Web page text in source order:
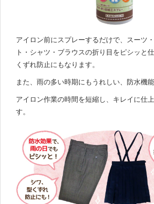
アイロン前にスプレーするだけで、スーツ
ト・シャツ・ブラウスの折り目をピシッと
くずれ防止にもなります。
また、雨の多い時期にもうれしい、防水機能
アイロン作業の時間を短縮し、キレイに仕
す。